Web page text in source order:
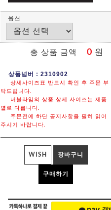
옵션
총 상품 금액 0 원
상품넘버 : 2310902
상세사이즈표 반드시 확인 후 주문 부
탁드립니다.
버블라임의 상품 상세 사이즈는 제품
별로 다릅니다.
주문전에 하단 공지사항을 필히 읽어
주시기 바랍니다.
WISH 장바구니
구매하기